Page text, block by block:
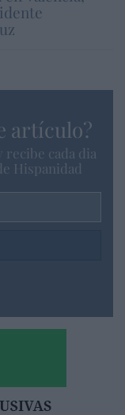
artículo?
cada dia
Hispanidad